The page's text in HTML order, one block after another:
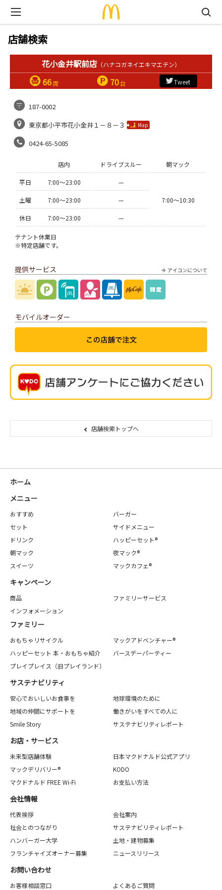
店舗検索
花小金井駅前店 （ハナコガネイエキマエテン）
66席 70台 Tweet
187-0002
東京都小平市花小金井１－８－３
Map
0424-65-5085
店内 ドライブスルー 朝マック
平日 7:00〜23:00 —
7:00〜10:30
土曜 7:00〜23:00 —
休日 7:00〜23:00 —
テナント休業日
※特定店舗です。
アイコンについて
提供サービス
モバイルオーダー
店舗検索トップへ
ホーム
メニュー
おすすめ
バーガー
セット
サイドメニュー
ドリンク
ハッピーセット®
朝マック
夜マック®
スイーツ
マックカフェ®
キャンペーン
商品
ファミリーサービス
インフォメーション
ファミリー
おもちゃリサイクル
マックアドベンチャー®
ハッピーセット 本・おもちゃ紹介
バースデーパーティー
プレイプレイス（旧プレイランド）
サステナビリティ
安心でおいしいお食事を
地球環境のために
地域の仲間にサポートを
働きがいをすべての人に
Smile Story
サステナビリティレポート
お店・サービス
未来型店舗体験
日本マクドナルド公式アプリ
マックデリバリー®
KODO
マクドナルド FREE Wi-Fi
お支払い方法
会社情報
代表挨拶
会社案内
社会とのつながり
サステナビリティレポート
ハンバーガー大学
土地・建物募集
フランチャイズオーナー募集
ニュースリリース
お問い合わせ
お客様相談窓口 よくあるご質問